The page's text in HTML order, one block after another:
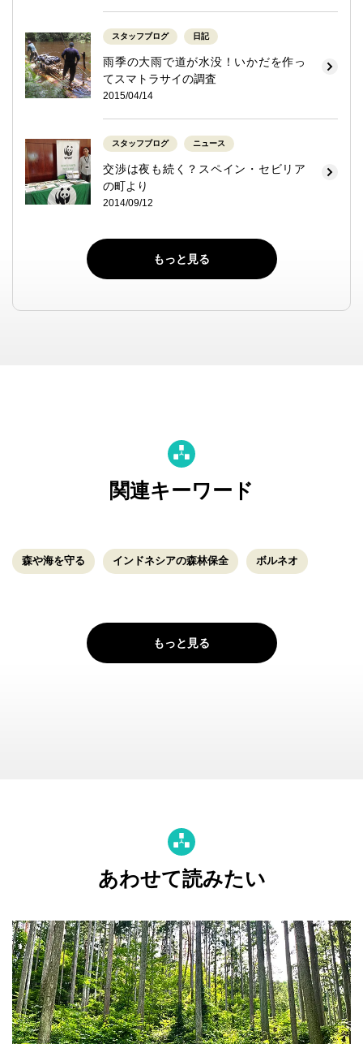
スタッフブログ 日記
雨季の大雨で道が水没！いかだを作っ
てスマトラサイの調査
2015/04/14
スタッフブログ ニュース
交渉は夜も続く？スペイン・セビリア
の町より
2014/09/12
もっと見る
関連キーワード
森や海を守る インドネシアの森林保全 ボルネオ
もっと見る
あわせて読みたい